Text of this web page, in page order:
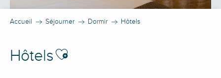
Accueil Séjourner Dormir Hôtels
Hôtels Ajouter aux favoris